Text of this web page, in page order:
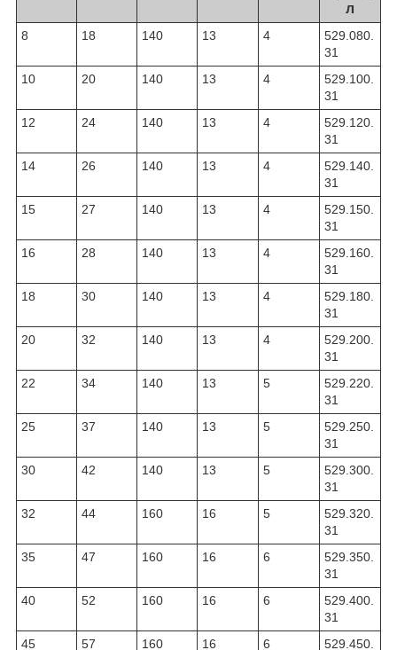
л
8 18 140 13 4
529.080.
31
10
20 140 13 4
529.100.
31
12
24 140 13 4
529.120.
31
14
26 140 13 4
529.140.
31
15
27 140 13 4
529.150.
31
16
28 140 13 4
529.160.
31
18
30 140 13 4
529.180.
31
20
32 140 13 4
529.200.
31
22
34 140 13 5
529.220.
31
25
37 140 13 5
529.250.
31
30
42 140 13 5
529.300.
31
32
44 160 16 5
529.320.
31
35
47 160 16 6
529.350.
31
40
52 160 16 6
529.400.
31
45
57 160 16 6 529.450.